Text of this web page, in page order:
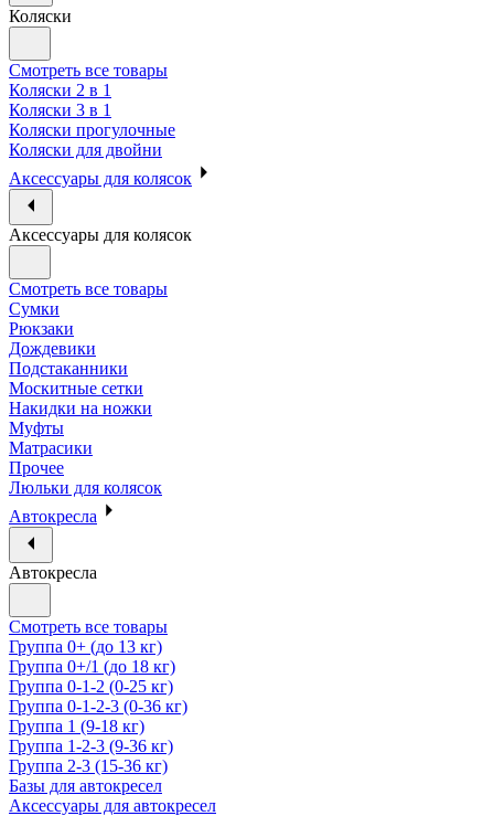
Коляски
Смотреть все товары
Коляски 2 в 1
Коляски 3 в 1
Коляски прогулочные
Коляски для двойни
Аксессуары для колясок
Аксессуары для колясок
Смотреть все товары
Сумки
Рюкзаки
Дождевики
Подстаканники
Москитные сетки
Накидки на ножки
Муфты
Матрасики
Прочее
Люльки для колясок
Автокресла
Автокресла
Смотреть все товары
Группа 0+ (до 13 кг)
Группа 0+/1 (до 18 кг)
Группа 0-1-2 (0-25 кг)
Группа 0-1-2-3 (0-36 кг)
Группа 1 (9-18 кг)
Группа 1-2-3 (9-36 кг)
Группа 2-3 (15-36 кг)
Базы для автокресел
Аксессуары для автокресел